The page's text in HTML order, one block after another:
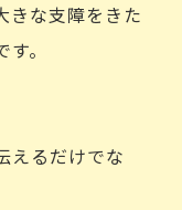
きな支障をきた
。
えるだけでな